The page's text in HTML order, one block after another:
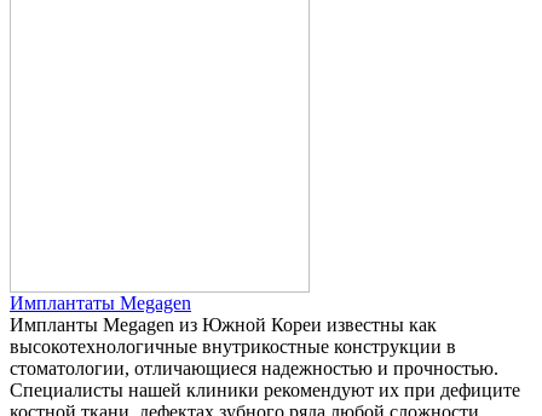
Имплантаты Megagen
Импланты Megagen из Южной Кореи известны как
высокотехнологичные внутрикостные конструкции в
стоматологии, отличающиеся надежностью и прочностью.
Специалисты нашей клиники рекомендуют их при дефиците